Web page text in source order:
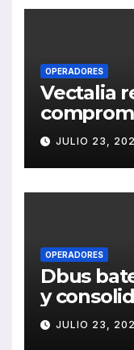
OPERADORES
Vectalia
de RSC
JULIO 23,
OPERADORES
Dbus
y
Sebastián
JULIO 23,